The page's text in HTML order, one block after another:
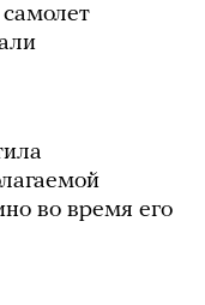
во время его